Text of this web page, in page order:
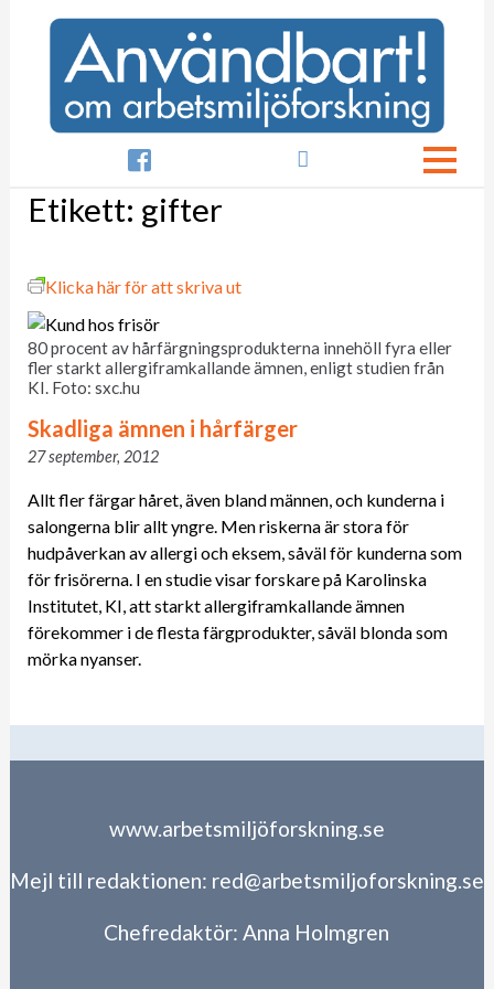

Etikett: gifter
Klicka här för att skriva ut
80 procent av hårfärgningsprodukterna innehöll fyra eller
fler starkt allergiframkallande ämnen, enligt studien från
KI. Foto: sxc.hu
Skadliga ämnen i hårfärger
27 september, 2012
Allt fler färgar håret, även bland männen, och kunderna i
salongerna blir allt yngre. Men riskerna är stora för
hudpåverkan av allergi och eksem, såväl för kunderna som
för frisörerna. I en studie visar forskare på Karolinska
Institutet, KI, att starkt allergiframkallande ämnen
förekommer i de flesta färgprodukter, såväl blonda som
mörka nyanser.
www.arbetsmiljöforskning.se
Mejl till redaktionen: red@arbetsmiljoforskning.se
Chefredaktör:Anna Holmgren